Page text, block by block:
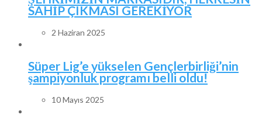
SAHİP ÇIKMASI GEREKİYOR
2 Haziran 2025
Süper Lig’e yükselen Gençlerbirliği’nin
şampiyonluk programı belli oldu!
10 Mayıs 2025